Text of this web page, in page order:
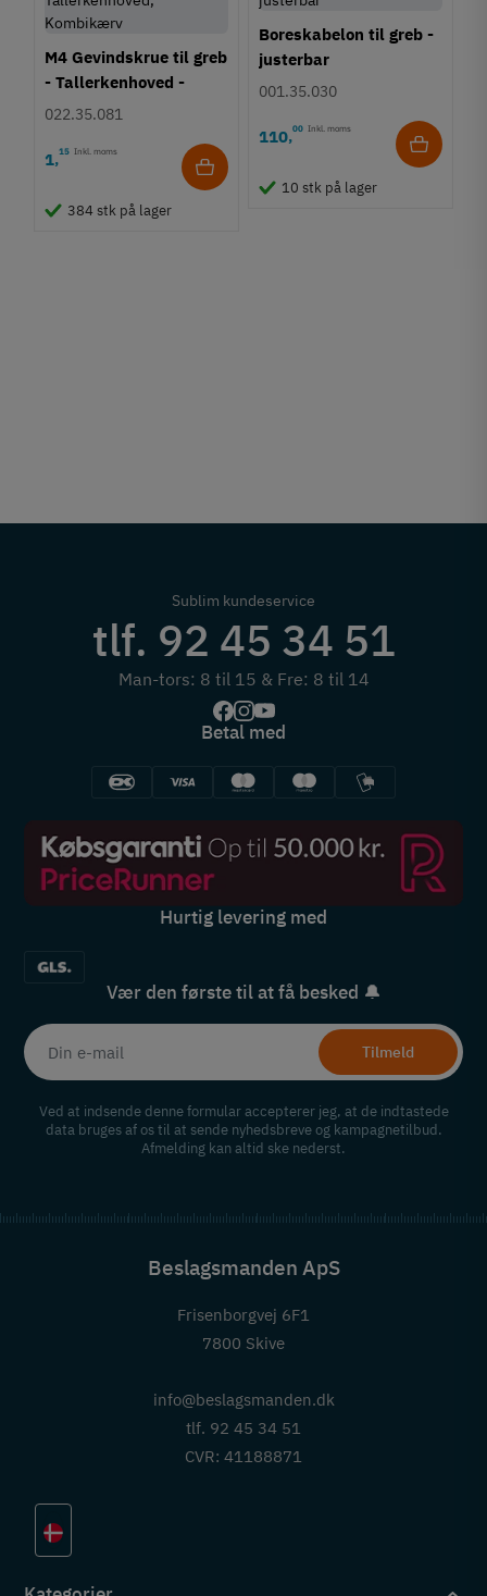
M4 Gevindskrue til greb
- Tallerkenhoved -
Krydskærv
022.35.081
1,15 Inkl. moms
384 stk på lager
Boreskabelon til greb -
justerbar
001.35.030
110,00 Inkl. moms
10 stk på lager
Sublim kundeservice
tlf. 92 45 34 51
Man-tors: 8 til 15 & Fre: 8 til 14
Betal med
Hurtig levering med
Vær den første til at få besked 🔔
Tilmeld
Ved at indsende denne formular accepterer jeg, at de indtastede
data bruges af os til at sende nyhedsbreve og kampagnetilbud.
Afmelding kan altid ske nederst.
Beslagsmanden ApS
Frisenborgvej 6F1
7800 Skive
info@beslagsmanden.dk
tlf. 92 45 34 51
CVR: 41188871